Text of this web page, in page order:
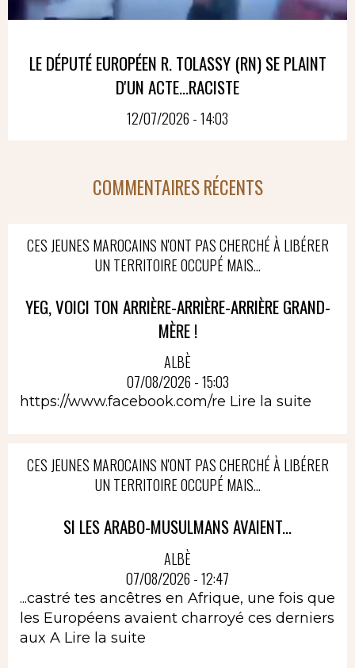
LE DÉPUTÉ EUROPÉEN R. TOLASSY (RN) SE PLAINT
D'UN ACTE...RACISTE
12/07/2026 - 14:03
COMMENTAIRES RÉCENTS
CES JEUNES MAROCAINS N'ONT PAS CHERCHÉ À LIBÉRER
UN TERRITOIRE OCCUPÉ MAIS...
YEG, VOICI TON ARRIÈRE-ARRIÈRE-ARRIÈRE GRAND-
MÈRE !
ALBÈ
07/08/2026 - 15:03
https://www.facebook.com/re Lire la suite
CES JEUNES MAROCAINS N'ONT PAS CHERCHÉ À LIBÉRER
UN TERRITOIRE OCCUPÉ MAIS...
SI LES ARABO-MUSULMANS AVAIENT...
ALBÈ
07/08/2026 - 12:47
...castré tes ancêtres en Afrique, une fois que
les Européens avaient charroyé ces derniers
aux A Lire la suite